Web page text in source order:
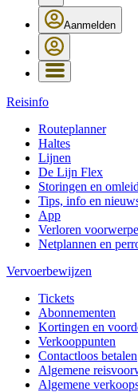
Aanmelden
Reisinfo
Routeplanner
Haltes
Lijnen
De Lijn Flex
Storingen en
Tips, info en
App
Verloren
Netplannen en
Vervoerbewijzen
Tickets
Abonnementen
Kortingen en
Verkooppunten
Contactloos betalen
Algemene
Algemene